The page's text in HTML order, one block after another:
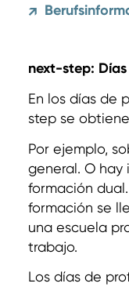
↗
next-step:
En los días de
step se
Por ejemplo,
general. O hay
formación
formación se
una escuela
trabajo.
Los días de